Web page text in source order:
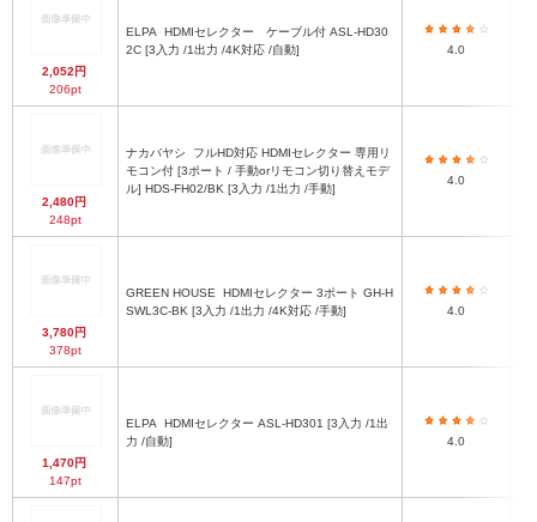
2,052円
206pt
ELPA
2C [3入力 /1出力 /4K対応 /自動]
4.0
2,480円
248pt
ナカバヤシ
モコン付 [3ポート / 手動orリモコン切り替えモデ
ル] HDS-FH02/BK [3入力 /1出力 /手動]
4.0
3,780円
378pt
GREEN HOUSE
SWL3C-BK [3入力 /1出力 /4K対応 /手動]
4.0
1,470円
147pt
ELPA
力 /自動]
4.0